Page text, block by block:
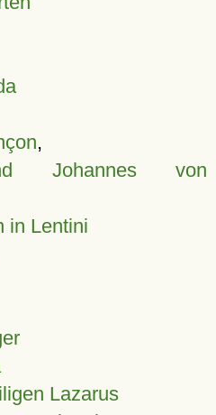
,
Johannes von
in Lentini
Lazarus